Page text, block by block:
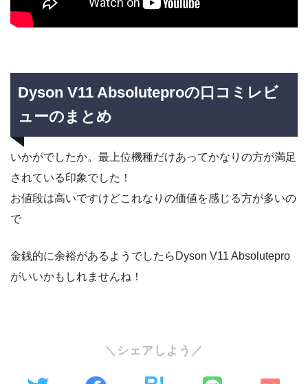
Dyson V11 Absoluteproの口コミレビ
ューのまとめ
いかがでしたか。最上位機種だけあってかなりの方が満足
されている印象でした！
お値段は高いですけどこれなりの価値を感じる方が多いの
で
金銭的に余裕があるようでしたらDyson V11 Absolutepro
がいいかもしれませんね！